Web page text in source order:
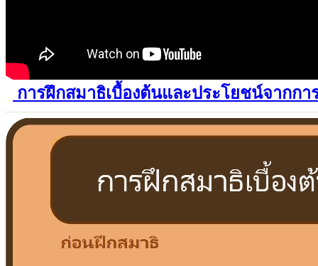
การฝึกสมาธิเบื้องต้นและประโยชน์จากกา